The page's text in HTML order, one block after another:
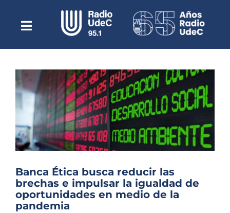
contenidoToggle
NavigationEscuchar Radio UdeC en vivo
Quiénes Somos
Programación
Podcast
Noticias
Reportajes
Columnas
Música Clásica
Banca Ética busca reducir las
brechas e impulsar la igualdad de
oportunidades en medio de la
pandemia